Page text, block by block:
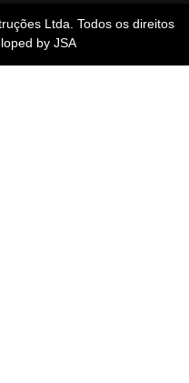
Ltda. Todos os direitos
by JSA